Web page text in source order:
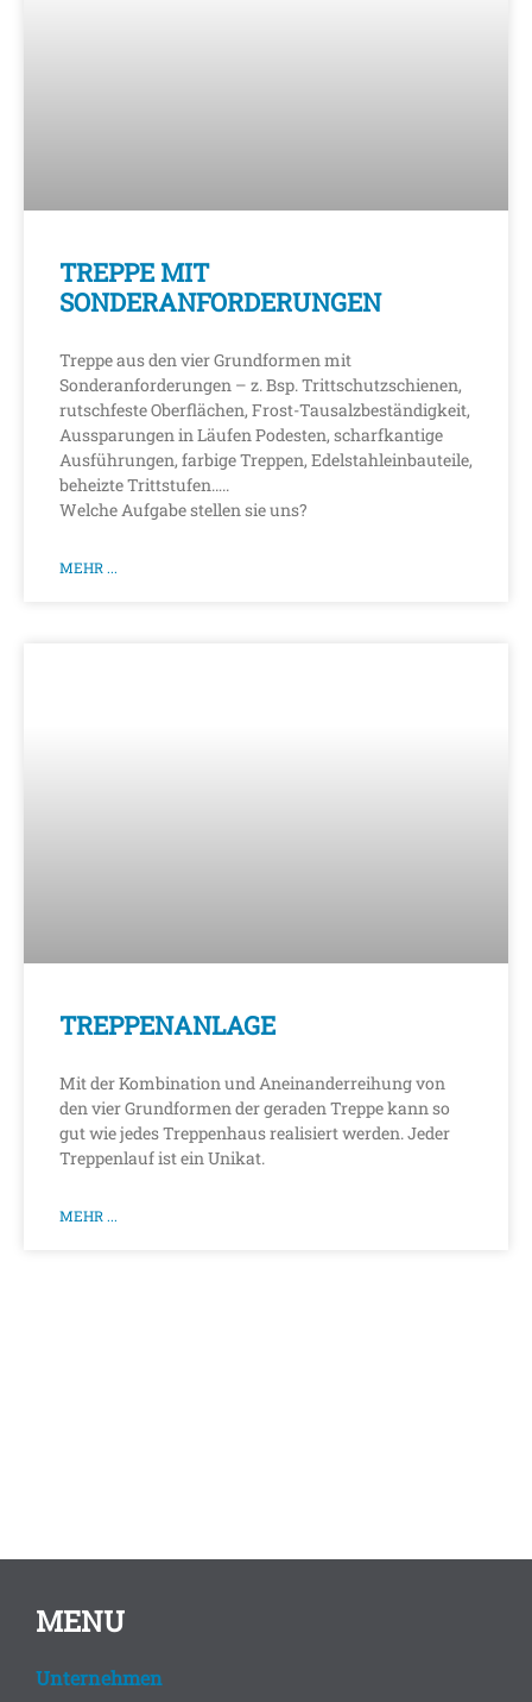
TREPPE MIT
SONDERANFORDERUNGEN
Treppe aus den vier Grundformen mit
Sonderanforderungen – z. Bsp. Trittschutzschienen,
rutschfeste Oberflächen, Frost-Tausalzbeständigkeit,
Aussparungen in Läufen Podesten, scharfkantige
Ausführungen, farbige Treppen, Edelstahleinbauteile,
beheizte Trittstufen…..
Welche Aufgabe stellen sie uns?
MEHR ...
TREPPENANLAGE
Mit der Kombination und Aneinanderreihung von
den vier Grundformen der geraden Treppe kann so
gut wie jedes Treppenhaus realisiert werden. Jeder
Treppenlauf ist ein Unikat.
MEHR ...
MENU
Unternehmen